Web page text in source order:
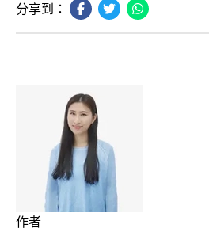
分享到：
作者